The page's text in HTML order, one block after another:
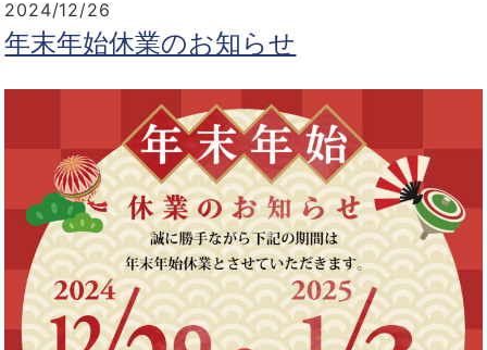
2024/12/26
年末年始休業のお知らせ